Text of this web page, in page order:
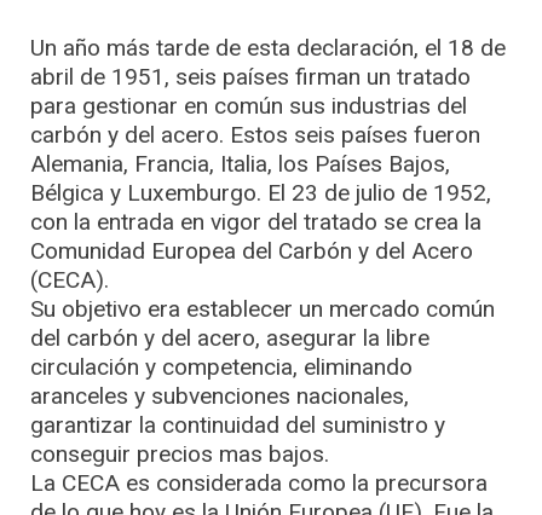
Un año más tarde de esta declaración, el 18 de
abril de 1951, seis países firman un tratado
para gestionar en común sus industrias del
carbón y del acero. Estos seis países fueron
Alemania, Francia, Italia, los Países Bajos,
Bélgica y Luxemburgo. El 23 de julio de 1952,
con la entrada en vigor del tratado se crea la
Comunidad Europea del Carbón y del Acero
(CECA).
Su objetivo era establecer un mercado común
del carbón y del acero, asegurar la libre
circulación y competencia, eliminando
aranceles y subvenciones nacionales,
garantizar la continuidad del suministro y
conseguir precios mas bajos.
La CECA es considerada como la precursora